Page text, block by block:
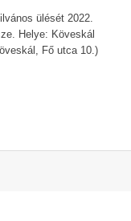
ülését 2022.
Helye: Köveskál
Fő utca 10.)